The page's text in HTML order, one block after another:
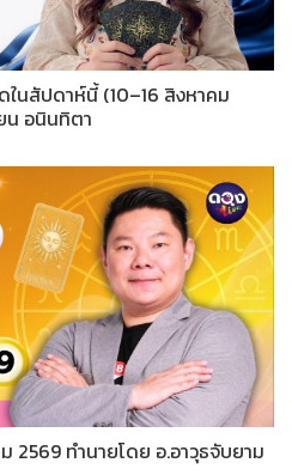
ในสัปดาห์นี้ (10–16 สิงหาคม
น อนินทิตา
2569 ทำนายโดย อ.อาวุธจับยาม